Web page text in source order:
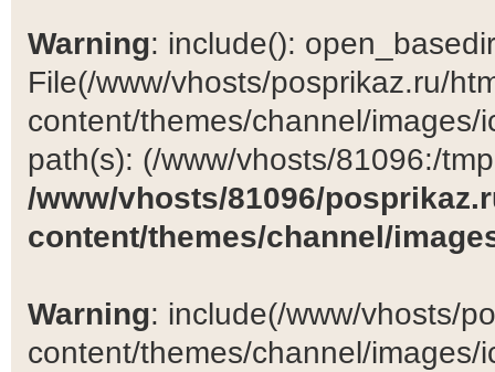
Warning: include():
File(/www/vhosts/posprikaz.ru/
content/themes/channel/
path(s): (/www/vhosts/81096:/
/www/vhosts/81096/
content/themes/channel/
Warning: include(/www/vhosts/
content/themes/channel/